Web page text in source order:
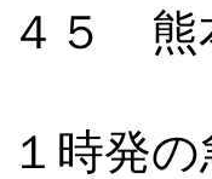
４５
時発